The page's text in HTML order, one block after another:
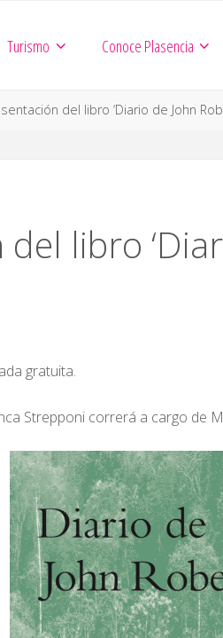
Turismo Conoce Plasencia
del libro ‘Diario de John
libro
gratuita.
Strepponi correrá a cargo de